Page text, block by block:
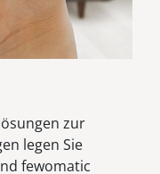
zur
legen Sie
fewomatic